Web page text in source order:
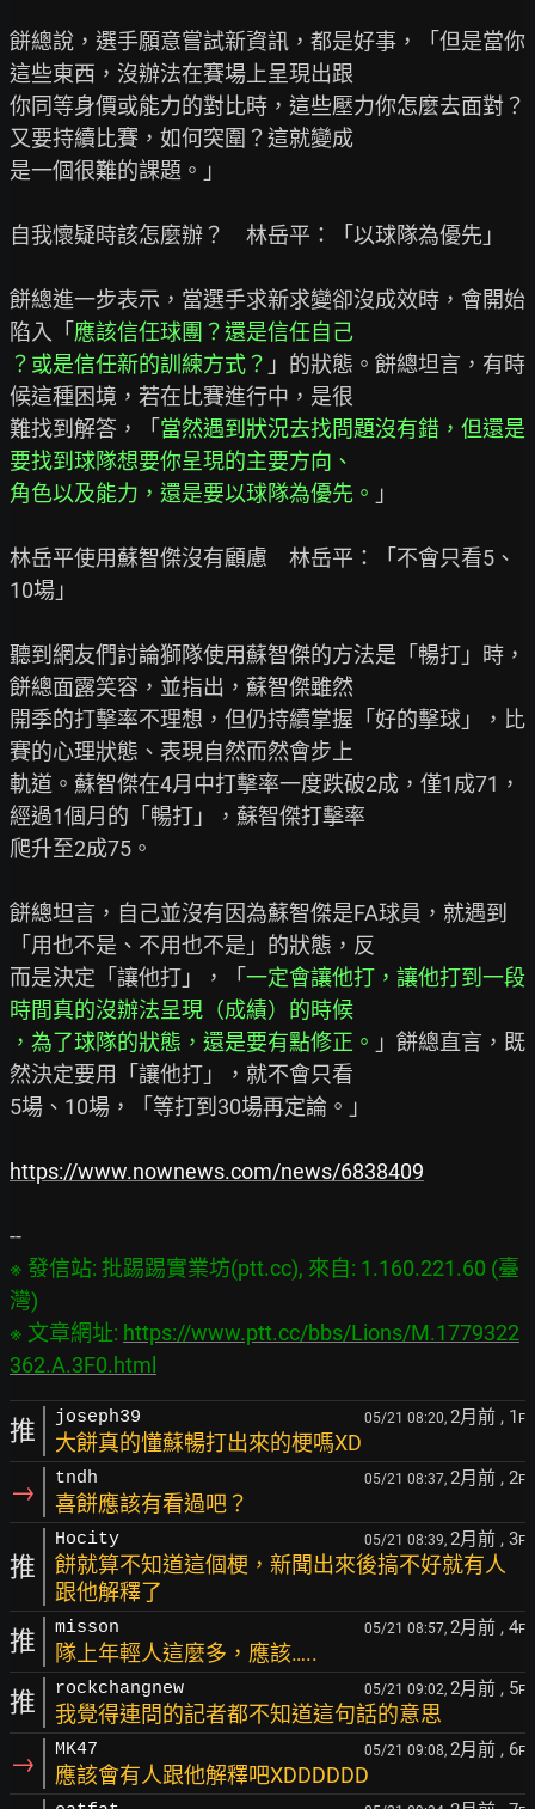
餅總說，選手願意嘗試新資訊，都是好事，「但是當你
這些東西，沒辦法在賽場上呈現出跟
你同等身價或能力的對比時，這些壓力你怎麼去面對？
又要持續比賽，如何突圍？這就變成
是一個很難的課題。」
自我懷疑時該怎麼辦？　林岳平：「以球隊為優先」
餅總進一步表示，當選手求新求變卻沒成效時，會開始
陷入「 應該信任球團？還是信任自己
？或是信任新的訓練方式？ 」的狀態。餅總坦言，有時
候這種困境，若在比賽進行中，是很
難找到解答，「 當然遇到狀況去找問題沒有錯，但還是
要找到球隊想要你呈現的主要方向、
角色以及能力，還是要以球隊為優先。 」
林岳平使用蘇智傑沒有顧慮　林岳平：「不會只看5、
10場」
聽到網友們討論獅隊使用蘇智傑的方法是「暢打」時，
餅總面露笑容，並指出，蘇智傑雖然
開季的打擊率不理想，但仍持續掌握「好的擊球」，比
賽的心理狀態、表現自然而然會步上
軌道。蘇智傑在4月中打擊率一度跌破2成，僅1成71，
經過1個月的「暢打」，蘇智傑打擊率
爬升至2成75。
餅總坦言，自己並沒有因為蘇智傑是FA球員，就遇到
「用也不是、不用也不是」的狀態，反
而是決定「讓他打」，「 一定會讓他打，讓他打到一段
時間真的沒辦法呈現（成績）的時候
，為了球隊的狀態，還是要有點修正。 」餅總直言，既
然決定要用「讓他打」，就不會只看
5場、10場，「等打到30場再定論。」
https://www.nownews.com/news/6838409
※ 發信站: 批踢踢實業坊(ptt.cc), 來自: 1.160.221.60 (臺
灣)
※ 文章網址: https://www.ptt.cc/bbs/Lions/M.1779322
362.A.3F0.html
推 joseph39 05/21 08:20, 2月前 , 1 F
大餅真的懂蘇暢打出來的梗嗎XD
→ tndh 05/21 08:37, 2月前 , 2F
喜餅應該有看過吧？
推
Hocity 05/21 08:39, 2月前 , 3F
餅就算不知道這個梗，新聞出來後搞不好就有人
跟他解釋了
推 misson 05/21 08:57, 2月前 , 4F
隊上年輕人這麼多，應該…..
推 rockchangnew 05/21 09:02, 2月前 , 5F
我覺得連問的記者都不知道這句話的意思
→ MK47 05/21 09:08, 2月前 , 6F
應該會有人跟他解釋吧XDDDDDD